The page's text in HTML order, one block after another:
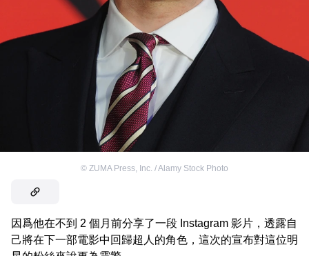
© ZUMA Press, Inc. / Alamy Stock Photo
因爲他在不到 2 個月前分享了一段 Instagram 影片，透露自
己將在下一部電影中回歸超人的角色，這次的宣布對這位明